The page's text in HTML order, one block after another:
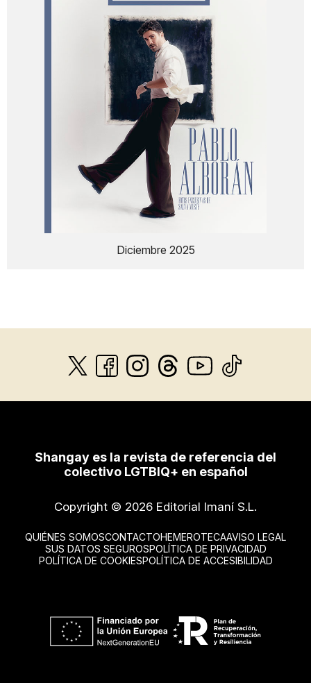
Diciembre 2025
Shangay es la revista de referencia del
colectivo LGTBIQ+ en español
Copyright © 2026 Editorial Imaní S.L.
QUIÉNES SOMOSCONTACTOHEMEROTECAAVISO LEGAL
SUS DATOS SEGUROSPOLÍTICA DE PRIVACIDAD
POLÍTICA DE COOKIESPOLÍTICA DE ACCESIBILIDAD